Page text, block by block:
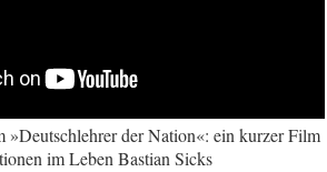
»Deutschlehrer der Nation«: ein kurzer Film
im Leben Bastian Sicks